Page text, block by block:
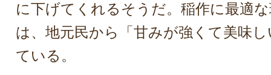
に下げてくれるそうだ。稲作に最適
は、地元民から「甘みが強くて美味
ている。